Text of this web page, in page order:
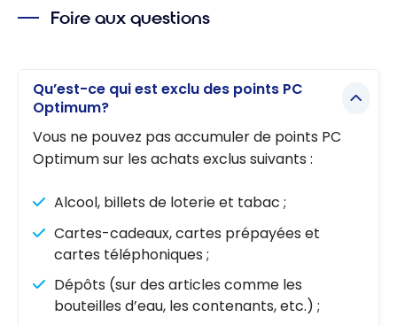
pour
Pharmapri
x avec PC
Optimum
Foire aux questions
Qu’est-ce qui est exclu des points PC
Optimum?
Vous ne pouvez pas accumuler de points PC
Optimum sur les achats exclus suivants :
Alcool, billets de loterie et tabac ;
Cartes-cadeaux, cartes prépayées et
cartes téléphoniques ;
Dépôts (sur des articles comme les
bouteilles d’eau, les contenants, etc.) ;